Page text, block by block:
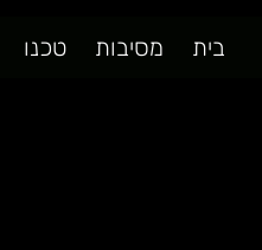
בית מסיבות טכנו